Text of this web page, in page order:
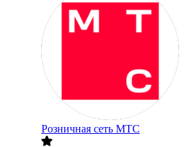
Розничная сеть МТС